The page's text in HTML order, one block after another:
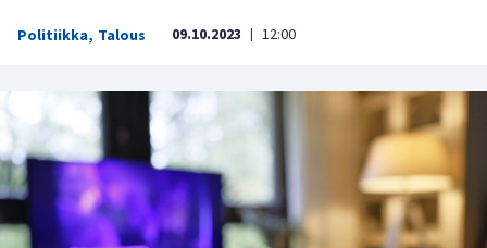
Politiikka, Talous 09.10.2023 | 12:00